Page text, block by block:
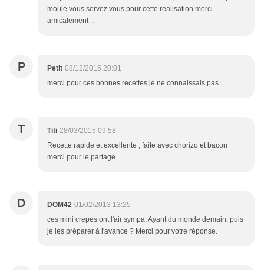
moule vous servez vous pour cette realisation merci
amicalement ..
P Petit 08/12/2015 20:01
merci pour ces bonnes recettes je ne connaissais pas.
T Titi 28/03/2015 09:58
Recette rapide et excellente , faite avec chorizo et bacon
merci pour le partage.
D DOM42 01/02/2013 13:25
ces mini crepes ont l'air sympa; Ayant du monde demain, puis
je les préparer à l'avance ? Merci pour votre réponse.